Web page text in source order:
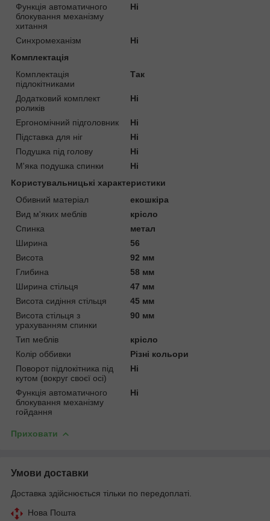
Функція автоматичного
блокування механізму
хитання
Ні
Синхромеханізм
Ні
Комплектація
Комплектація
підлокітниками
Так
Додатковий комплект
роликів
Ні
Ергономічний підголовник
Ні
Підставка для ніг
Ні
Подушка під голову
Ні
М'яка подушка спинки
Ні
Користувальницькі характеристики
Обивний матеріал
екошкіра
Вид м'яких меблів
крісло
Спинка
метал
Ширина
56
Висота
92 мм
Глибина
58 мм
Ширина стільця
47 мм
Висота сидіння стільця
45 мм
Висота стільця з
урахуванням спинки
90 мм
Тип меблів
крісло
Колір оббивки
Різні кольори
Поворот підлокітника під
кутом (вокруг своєї осі)
Ні
Функція автоматичного
блокування механізму
гойдання
Ні
Приховати
Умови доставки
Доставка здійснюється тільки по передоплаті.
Нова Пошта